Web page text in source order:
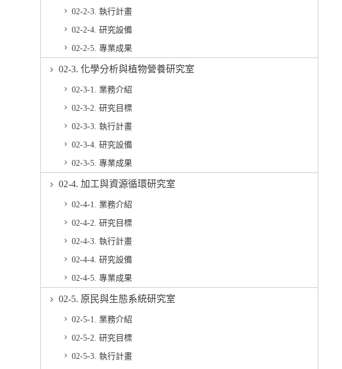
02-2-3. 執行計畫
02-2-4. 研究設備
02-2-5. 專業成果
02-3. 化學分析與植物營養研究室
02-3-1. 業務介紹
02-3-2. 研究目標
02-3-3. 執行計畫
02-3-4. 研究設備
02-3-5. 專業成果
02-4. 加工與資源循環研究室
02-4-1. 業務介紹
02-4-2. 研究目標
02-4-3. 執行計畫
02-4-4. 研究設備
02-4-5. 專業成果
02-5. 原民與生態系統研究室
02-5-1. 業務介紹
02-5-2. 研究目標
02-5-3. 執行計畫